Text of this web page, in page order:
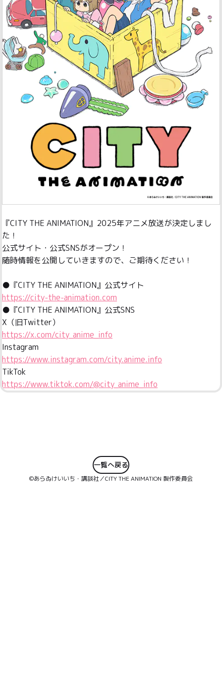
『CITY THE ANIMATION』2025年アニメ放送が決定しまし
た！
公式サイト・公式SNSがオープン！
随時情報を公開していきますので、ご期待ください！
https://city-the-animation.com
●『CITY THE ANIMATION』公式SNS
https://x.com/city_anime_info
https://www.instagram.com/city.anime.info
https://www.tiktok.com/@city_anime_info
一覧へ戻る
©あらゐけいいち・講談社／CITY THE ANIMATION 製作委員会